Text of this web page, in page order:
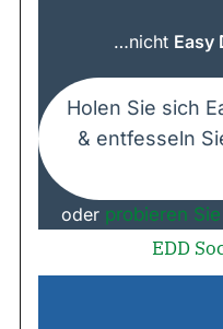
…nicht Easy
Holen Sie sich
& entfesseln
oder probieren
EDD